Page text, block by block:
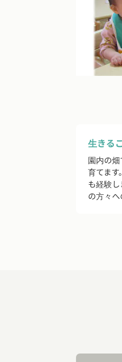
生きる
園内の
育てま
も経験
の方々へ